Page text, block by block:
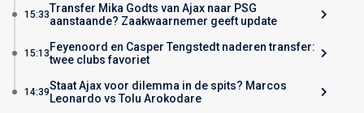
15:33Transfer Mika Godts van Ajax naar PSG
aanstaande? Zaakwaarnemer geeft update
15:13 Feyenoord en Casper Tengstedt naderen transfer:
twee clubs favoriet
14:39Staat Ajax voor dilemma in de spits? Marcos
Leonardo vs Tolu Arokodare